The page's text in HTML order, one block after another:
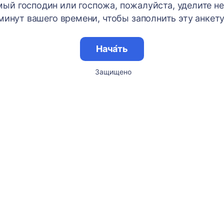
господин или госпожа, пожалуйста, уделите
вашего времени, чтобы заполнить эту
Нача́ть
Защищено